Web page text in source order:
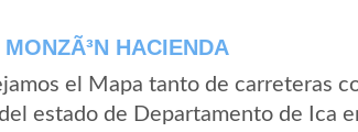
HACIENDA
el Mapa tanto de carreteras
estado de Departamento de Ica